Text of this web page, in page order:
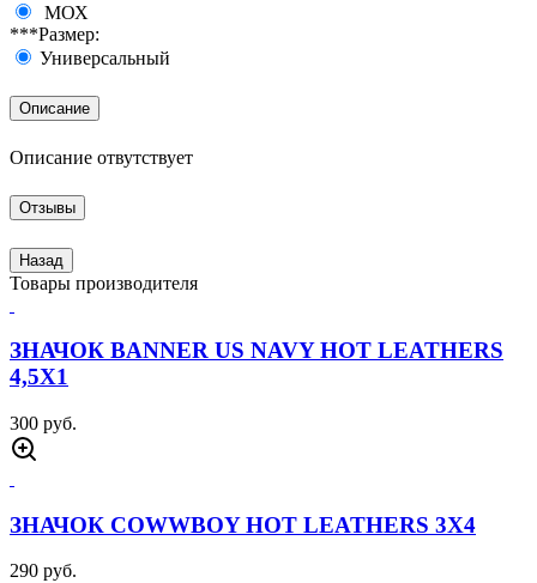
МОХ
***Размер:
Универсальный
Описание
Описание отвутствует
Отзывы
Назад
Товары производителя
ЗНАЧОК BANNER US NAVY HOT LEATHERS
4,5Х1
300 руб.
ЗНАЧОК COWWBOY HOT LEATHERS 3Х4
290 руб.